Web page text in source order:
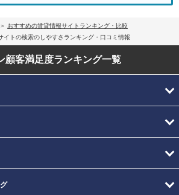
おすすめの賃貸情報サイトランキング・比較
イトの検索のしやすさランキング・口コミ情報
顧客満足度ランキング一覧